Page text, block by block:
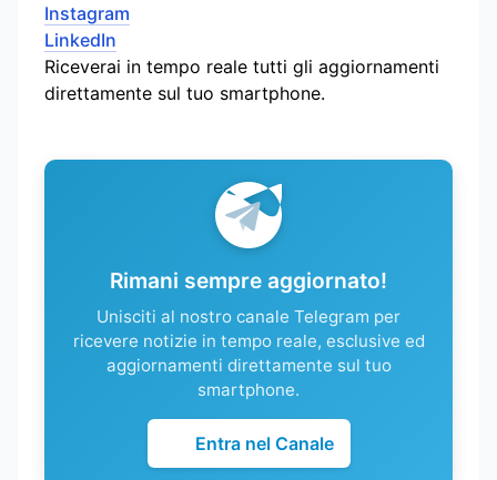
Instagram
LinkedIn
Riceverai in tempo reale tutti gli aggiornamenti
direttamente sul tuo smartphone.
Rimani sempre aggiornato!
Unisciti al nostro canale Telegram per
ricevere notizie in tempo reale, esclusive ed
aggiornamenti direttamente sul tuo
smartphone.
Entra nel Canale